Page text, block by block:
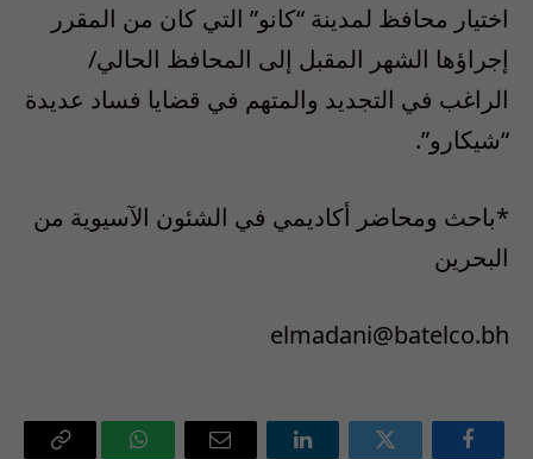
اختيار محافظ لمدينة “كانو” التي كان من المقرر
إجراؤها الشهر المقبل إلى المحافظ الحالي/
الراغب في التجديد والمتهم في قضايا فساد عديدة
“شيكارو”.
*باحث ومحاضر أكاديمي في الشئون الآسيوية من
البحرين
elmadani@batelco.bh